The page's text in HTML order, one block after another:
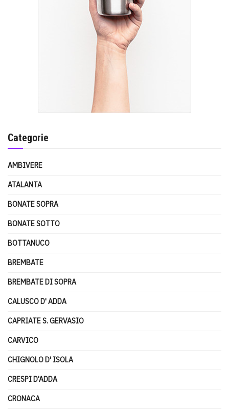
Categorie
AMBIVERE
ATALANTA
BONATE SOPRA
BONATE SOTTO
BOTTANUCO
BREMBATE
BREMBATE DI SOPRA
CALUSCO D' ADDA
CAPRIATE S. GERVASIO
CARVICO
CHIGNOLO D' ISOLA
CRESPI D'ADDA
CRONACA